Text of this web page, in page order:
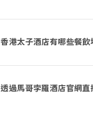
香港太子酒店有哪些餐飲
透過馬哥孛羅酒店官網